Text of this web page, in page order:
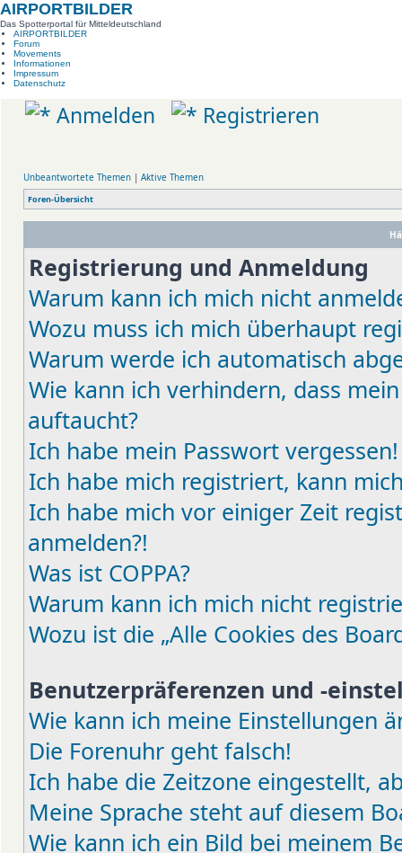
AIRPORTBILDER
Das Spotterportal für Mitteldeutschland
AIRPORTBILDER
Forum
Movements
Informationen
Impressum
Datenschutz
Anmelden Registrieren
Unbeantwortete Themen | Aktive Themen
Foren-Übersicht
Registrierung und Anmeldung
Warum kann ich mich nicht
Wozu muss ich mich überhaupt
Warum werde ich automatisch
Wie kann ich verhindern, dass
auftaucht?
Ich habe mein Passwort vergessen!
Ich habe mich registriert, kann
Ich habe mich vor einiger Zeit
anmelden?!
Was ist COPPA?
Warum kann ich mich nicht
Wozu ist die „Alle Cookies des
Benutzerpräferenzen und -
Wie kann ich meine Einstellungen
Die Forenuhr geht falsch!
Ich habe die Zeitzone eingestellt,
Meine Sprache steht auf diesem
Wie kann ich ein Bild bei meinem